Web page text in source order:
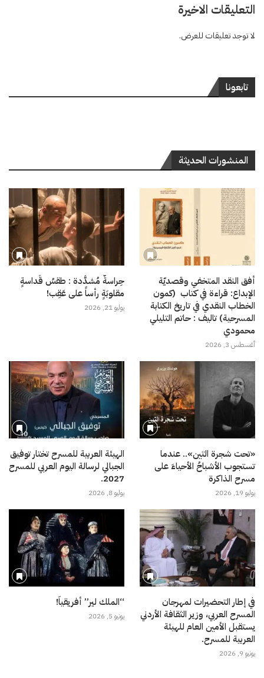
التعليقات الاخيرة
لا توجد تعليقات للعرض.
تابعونا
المنشورات الحديثة
أفق النقد المتخفي وقصديّة
الإبداع: قراءة في كتاب (كمون
الخطاب النقدي في تاريخ الكتابة
المسرحية) تاليف : حاتم التليلي
محمودي
أغسطس 3, 2026
حِراسةٌ مُشدَّدة : طقسُ قَداسةٍ
مقلوبَةٍ رأساً على عَقِب!
يوليو 21, 2026
«تحت شجرة التين».. عندما
تستجوب الأشباحُ الأحياءَ على
مسرح الذاكرة
يوليو 19, 2026
الهيئة العربية للمسرح تختار توفيق
الجبالي لرسالة اليوم العربي للمسرح
2027.
يوليو 8, 2026
في إطار التحضيرات لمهرجان
المسرح العربي، وزير الثقافة الأردني
يستقبل الأمين العام للهيئة
العربية للمسرح.
يونيو 9, 2026
“الملك لير” أفريقياً!
يونيو 5, 2026